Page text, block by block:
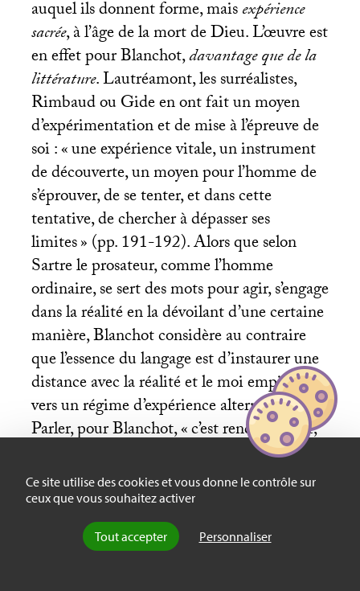
Ce site utilise des cookies et vous donne le contrôle sur
ceux que vous souhaitez activer
Tout accepter Personnaliser
auquel ils donnent forme, maisexpérience
sacrée, à l’âge de la mort de Dieu. L’œuvre est
en effet pour Blanchot,davantage que de la
littérature. Lautréamont, les surréalistes,
Rimbaud ou Gide en ont fait un moyen
d’expérimentation et de mise à l’épreuve de
soi : «une expérience vitale, un instrument
de découverte, un moyen pour l’homme de
s’éprouver, de se tenter, et dans cette
tentative, de chercher à dépasser ses
limites» (pp. 191-192). Alors que selon
Sartre le prosateur, comme l’homme
ordinaire, se sert des mots pour agir, s’engage
dans la réalité en la dévoilant d’une certaine
manière, Blanchot considère au contraire
que l’essence du langage est d’instaurer une
distance avec la réalité et le moi empiriques,
vers un régime d’expérience alternatif.
Parler, pour Blanchot, «c’est rendre absent,
», explique S. Madelrieux, ce que
peut accomplir pleinement la littérature.
On ne peut alors interpréter l’œuvre en
fonction de la biographie et de la
psychologie de son auteur, puisqu’elle est un